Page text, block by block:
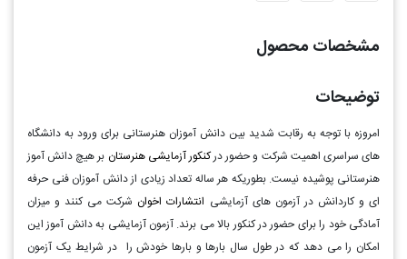
مشخصات محصول
توضیحات
امروزه با توجه به رقابت شدید بین دانش آموزان هنرستانی برای ورود به دانشگاه
های سراسری اهمیت شرکت و حضور درکنکور آزمایشی هنرستان بر هیچ دانش آموز
هنرستانی پوشیده نیست. بطوریکه هر ساله تعداد زیادی از دانش آموزان فنی حرفه
ای و کاردانش در آزمون های آزمایشی انتشارات اخوان شرکت می کنند و میزان
آمادگی خود را برای حضور در کنکور بالا می برند. آزمون آزمایشی به دانش آموز این
امکان را می دهد که در طول سال بارها و بارها خودش را در شرایط یک آزمون